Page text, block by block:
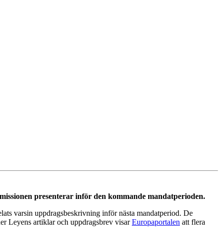
presenterar inför den kommande mandatperioden.
varsin uppdragsbeskrivning inför nästa mandatperiod. De
Leyens artiklar och uppdragsbrev visarEuropaportalen att flera